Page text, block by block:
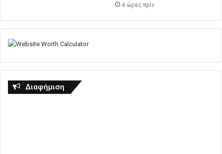
4 ώρες πρίν
Διαφήμιση